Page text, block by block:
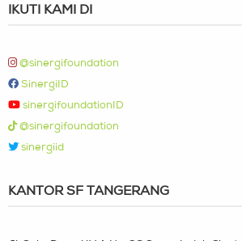
IKUTI KAMI DI
@sinergifoundation
SinergiID
sinergifoundationID
@sinergifoundation
sinergiid
KANTOR SF TANGERANG